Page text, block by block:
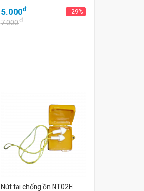
5.000đ - 29%
7.000đ
Nút tai chống ồn NT02H